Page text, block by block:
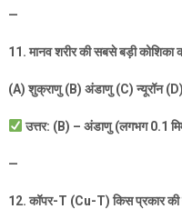
—
11.मानव शरीर की सबसे बड़ी कोशिका
(A)शुक्राणु (B) अंडाणु (C)न्यूरॉन (
उत्तर: (B) – अंडाणु (लगभग0.1
—
12.कॉपर-T (Cu-T)किस प्रकार की